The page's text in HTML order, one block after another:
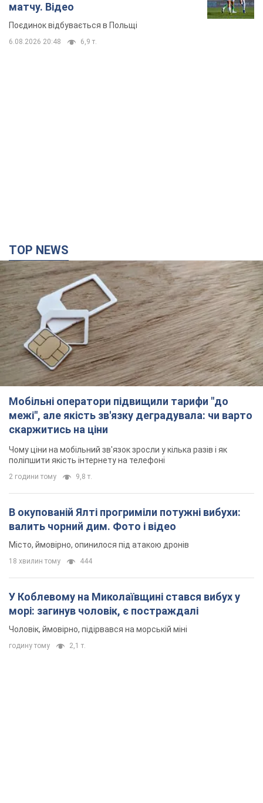
матчу. Відео
Поєдинок відбувається в Польщі
6.08.2026 20:48 6,9 т.
TOP NEWS
Мобільні оператори підвищили тарифи "до
межі", але якість зв'язку деградувала: чи варто
скаржитись на ціни
Чому ціни на мобільний зв'язок зросли у кілька разів і як
поліпшити якість інтернету на телефоні
2 години тому 9,8 т.
В окупованій Ялті прогриміли потужні вибухи:
валить чорний дим. Фото і відео
Місто, ймовірно, опинилося під атакою дронів
18 хвилин тому 444
У Коблевому на Миколаївщині стався вибух у
морі: загинув чоловік, є постраждалі
Чоловік, ймовірно, підірвався на морській міні
годину тому 2,1 т.